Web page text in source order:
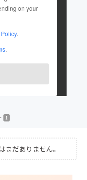
on your
.
.
ます
ます
1
だありません。